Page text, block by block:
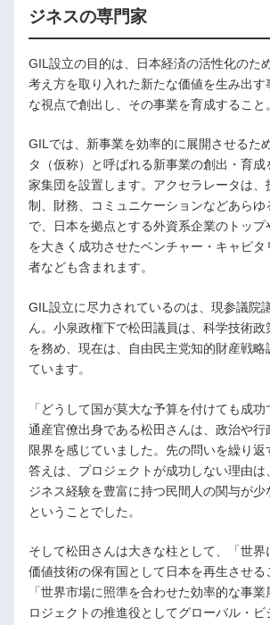
ジネスの専門家
GIL設立の目的は、日本経済の活性化のた
考え方を取り入れた新たな価値を生み出す
な視点で創出し、その事業を育成すること。
GILでは、新事業を効率的に展開させるた
タ（仮称）と呼ばれる新事業の創出・育成
家集団を設置します。アクセラレータは、
制、財務、コミュニケーションなどあらゆ
で、日本を拠点とする外資系企業のトップ
を大きく成功させたベンチャー・キャピ
者なども含まれます。
GIL設立に尽力されているのは、現参議院
ん。小泉政権下で松田議員は、科学技術政
を務め、現在は、自由民主党知的財産戦
ています。
「どうして国が莫大な予算を付けても成功
通産官僚出身である松田さんは、政治や行
限界を感じていました。先の問いを繰り返
答えは、プロジェクトが成功しない理由は
ジネス経験を豊富に持つ民間人の関与が
ということでした。
そして松田さんは大きな柱として、「世界
価値技術の保有国として日本を再生させる
「世界市場に照準を合わせた効率的な事
ロジェクトの推進役としてグローバル・ビ